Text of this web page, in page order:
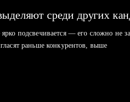
среди других
подсвечивается — его сложно не
раньше конкурентов, выше